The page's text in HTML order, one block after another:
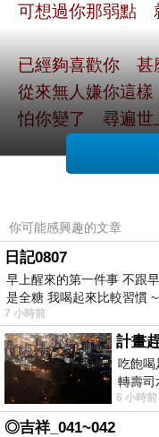
可想過你那弱點
已經夠喜歡你 甚
從來無人嫌你這
怕你變了 尋遍
你可能感興趣的文章
日記0807
早上醒來的第一件事 不跟
是全糖 我喝起來比較習慣
7 小時前
吃飽喝
轉壽
6 小時前
◎吉祥_041~042